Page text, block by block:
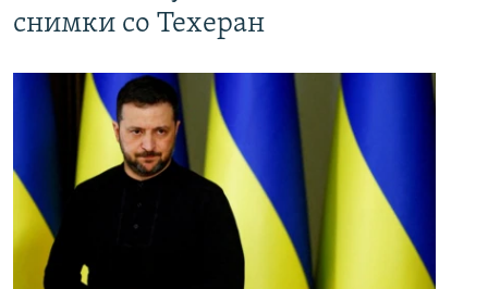
снимки со Техеран